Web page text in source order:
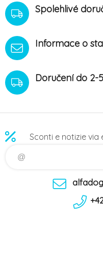
klinických studií je koprof
Spolehlivé
Informace o
Doručení do 2-
Sconti e notizie via